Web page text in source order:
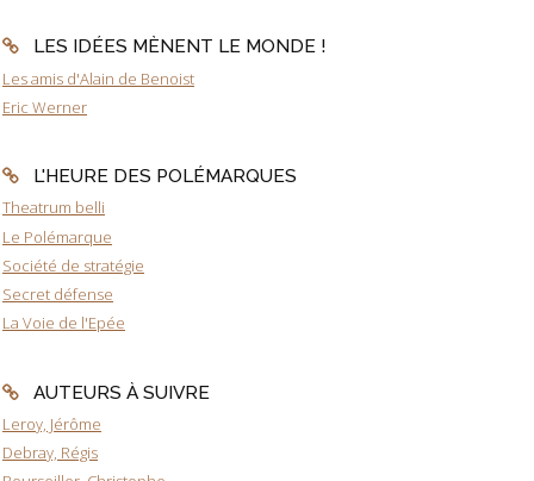
LES IDÉES MÈNENT LE MONDE !
Les amis d'Alain de Benoist
Eric Werner
L'HEURE DES POLÉMARQUES
Theatrum belli
Le Polémarque
Société de stratégie
Secret défense
La Voie de l'Epée
AUTEURS À SUIVRE
Leroy, Jérôme
Debray, Régis